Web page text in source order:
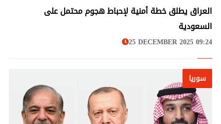
العراق يطلق خطة أمنية لإحباط هجوم محتمل على
السعودية
25 DECEMBER 2025 09:24
سوريا